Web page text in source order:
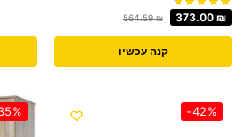
564.59₪ 373.00 ₪
קנה עכשיו
-42%